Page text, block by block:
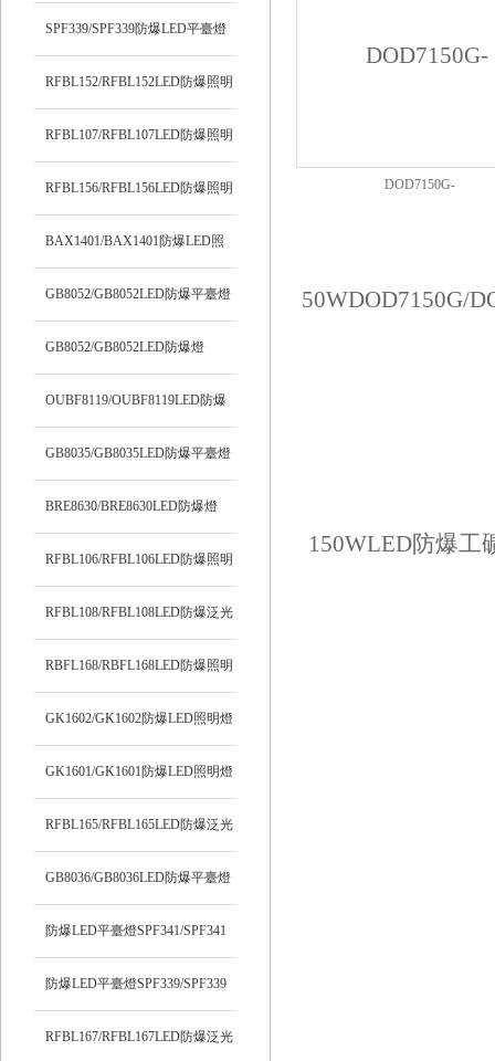
SPF339/SPF339防爆LED平臺燈
RFBL152/RFBL152LED防爆照明
燈
RFBL107/RFBL107LED防爆照明
燈
RFBL156/RFBL156LED防爆照明
燈
BAX1401/BAX1401防爆LED照
明燈
GB8052/GB8052LED防爆平臺燈
GB8052/GB8052LED防爆燈
OUBF8119/OUBF8119LED防爆
燈
GB8035/GB8035LED防爆平臺燈
BRE8630/BRE8630LED防爆燈
RFBL106/RFBL106LED防爆照明
燈
RFBL108/RFBL108LED防爆泛光
燈
RBFL168/RBFL168LED防爆照明
燈
GK1602/GK1602防爆LED照明燈
GK1601/GK1601防爆LED照明燈
RFBL165/RFBL165LED防爆泛光
燈
GB8036/GB8036LED防爆平臺燈
防爆LED平臺燈SPF341/SPF341
防爆LED平臺燈SPF339/SPF339
RFBL167/RFBL167LED防爆泛光
DOD7150G-